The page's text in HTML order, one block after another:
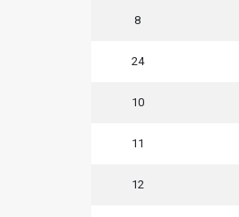
8
24
10
11
12